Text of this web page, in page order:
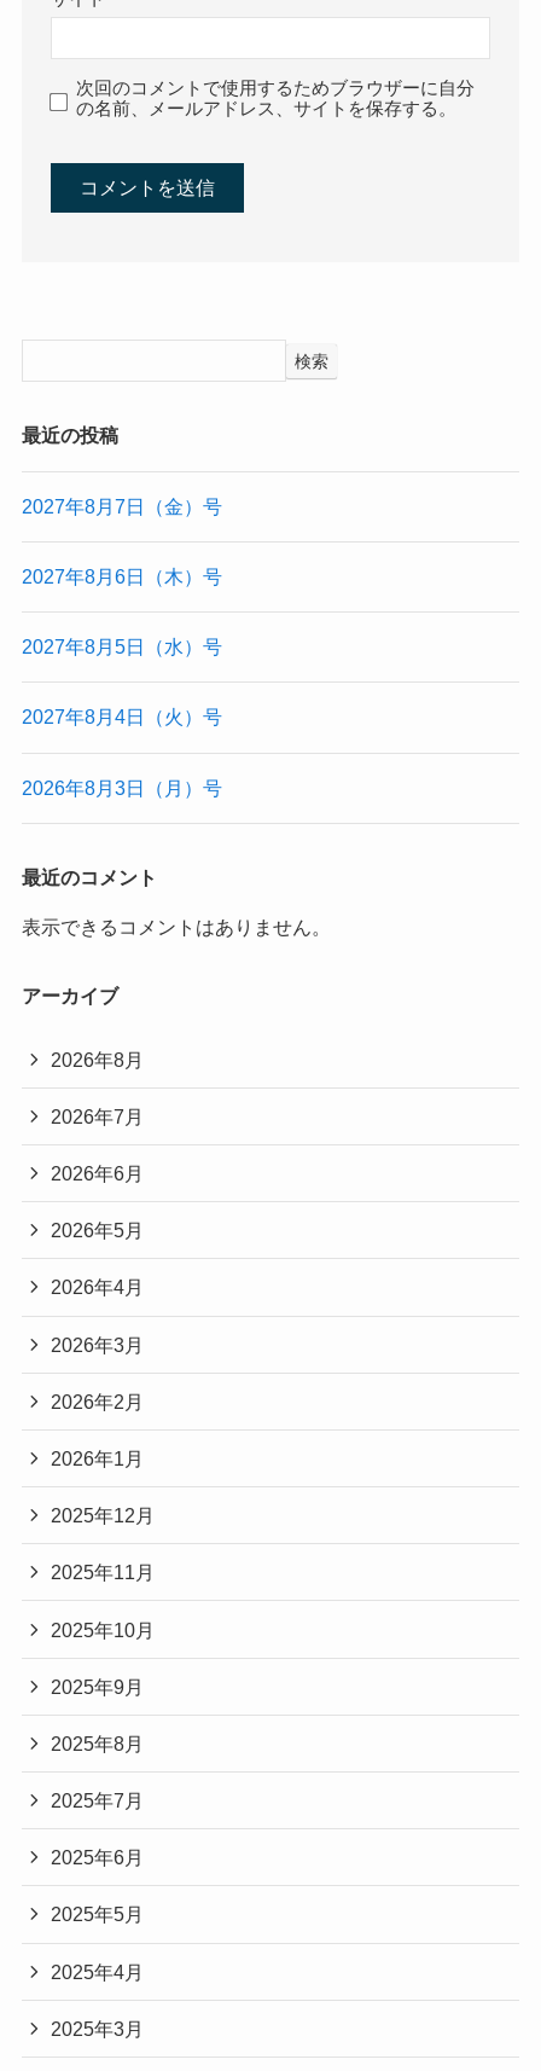
次回のコメントで使用するためブラウザーに自分
の名前、メールアドレス、サイトを保存する。
検索
最近の投稿
2027年8月7日（金）号
2027年8月6日（木）号
2027年8月5日（水）号
2027年8月4日（火）号
2026年8月3日（月）号
最近のコメント
表示できるコメントはありません。
アーカイブ
2026年8月
2026年7月
2026年6月
2026年5月
2026年4月
2026年3月
2026年2月
2026年1月
2025年12月
2025年11月
2025年10月
2025年9月
2025年8月
2025年7月
2025年6月
2025年5月
2025年4月
2025年3月